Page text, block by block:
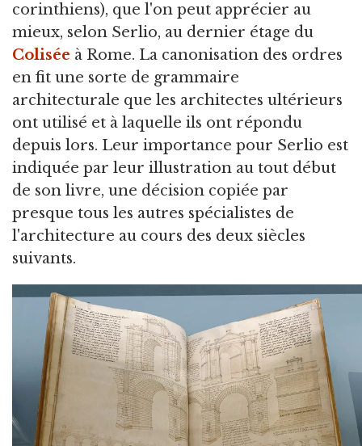
corinthiens), que l'on peut apprécier au
mieux, selon Serlio, au dernier étage du
Colisée à Rome. La canonisation des ordres
en fit une sorte de grammaire
architecturale que les architectes ultérieurs
ont utilisé et à laquelle ils ont répondu
depuis lors. Leur importance pour Serlio est
indiquée par leur illustration au tout début
de son livre, une décision copiée par
presque tous les autres spécialistes de
l'architecture au cours des deux siècles
suivants.